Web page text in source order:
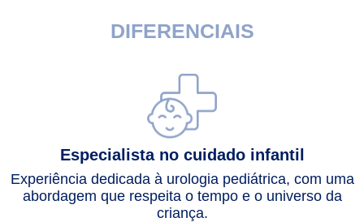
DIFERENCIAIS
Especialista no cuidado infantil
Experiência dedicada à urologia pediátrica, com uma
abordagem que respeita o tempo e o universo da
criança.